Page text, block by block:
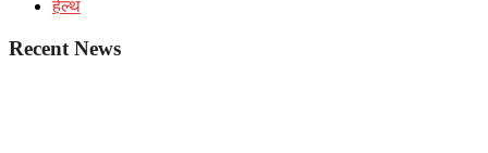
हेल्थ
Recent News